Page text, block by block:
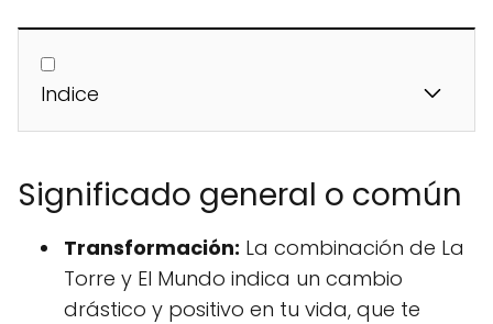
Indice
Significado general o común
Transformación: La combinación de La
Torre y El Mundo indica un cambio
drástico y positivo en tu vida, que te